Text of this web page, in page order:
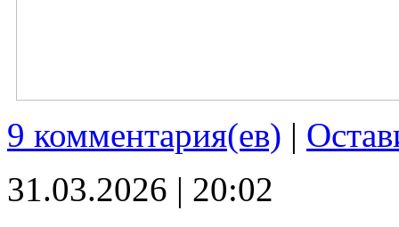
9 комментария(ев) |
31.03.2026 | 20:02